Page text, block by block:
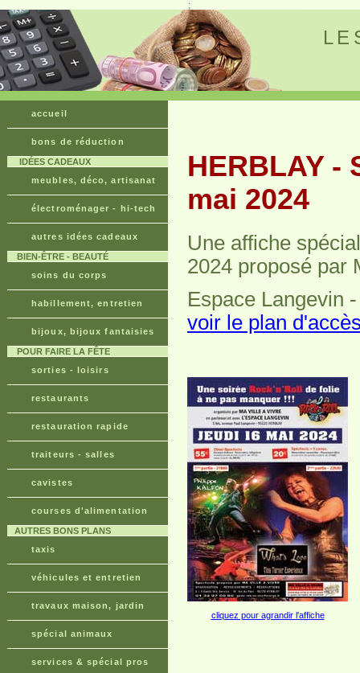
;
accueil
bons de réduction
IDÉES CADEAUX
meubles, déco, artisanat
électroménager - hi-tech
autres idées cadeaux
BIEN-ÊTRE - BEAUTÉ
soins du corps
habillement, entretien
bijoux, bijoux fantaisies
POUR FAIRE LA FÊTE
sorties - loisirs
restaurants
restauration rapide
traiteurs - salles
cavistes
courses d'alimentation
AUTRES BONS PLANS
taxis
véhicules et entretien
travaux maison, jardin
spécial animaux
services & spécial pros
HERBLAY -
mai 2024
Une affiche
2024 proposé par
Espace Langevin
voir le plan
cliquez pour agrandir l'affiche